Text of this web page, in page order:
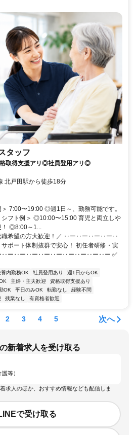
タッフ
取得支援アリ◎社員登用アリ◎
北戸田駅から徒歩18分
7:00〜19:00 ◎週1日～、勤務可能です。
フト例＞ ◎10:00〜15:00 育児と両立しや
◎8:00～1...
職希望の方大歓迎！／ ‥ー‥ー‥ー‥ー‥
ート体制抜群で安心！ 初任者研修・実
‥ー‥ー‥ー‥ー‥ー‥ー‥ー‥ー‥ー ✅
養内勤務OK 社員登用あり
週1日からOK
主婦・主夫歓迎
資格取得支援あり
OK 平日のみOK 転勤なし
経験不問
残業なし 有資格者歓迎
2 3 4 5 次へ
新着求人を受け取る
等）
求人のほか、おすすめ情報なども配信しま
で受け取る